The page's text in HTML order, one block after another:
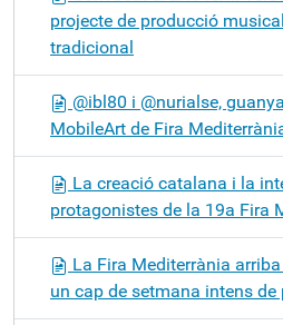
projecte de producció
tradicional
@ibl80 i @nurialse,
MobileArt de Fira
La creació catalana i la
protagonistes de la 19a Fira
La Fira Mediterrània
un cap de setmana intens